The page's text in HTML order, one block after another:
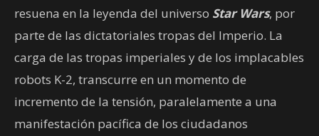
resuena en la leyenda del universo Star Wars, por
parte de las dictatoriales tropas del Imperio. La
carga de las tropas imperiales y de los implacables
robots K-2, transcurre en un momento de
incremento de la tensión, paralelamente a una
manifestación pacífica de los ciudadanos